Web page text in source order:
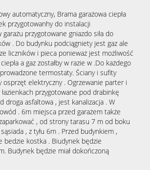
automatyczny, Brama garażowa ciepła
przygotowanhy do instalacji
przygotowane gniazdo siła do
. Do budynku podciągniety jest gaz ale
liczników i pieca ponieważ jest możliwość
a gaz zostałby w razie w .Do każdego
termostaty. Ściany i sufity
osprzęt elektryczny . Ogrzewanie parter i
łazienkach przygotowane pod drabinkę
droga asfaltowa , jest kanalizacja . W
. 6m miejsca przed garażem także
, od strony tarasu 7 m od boku
, z tyłu 6m . Przed budynkiem ,
bedzie kostka . Biudynek będzie
Budynek będzie miał dokończoną